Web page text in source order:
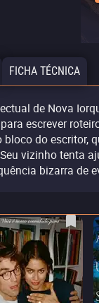
FICHA TÉCNICA
de Nova
escrever
do escritor,
vizinho tenta
bizarra de